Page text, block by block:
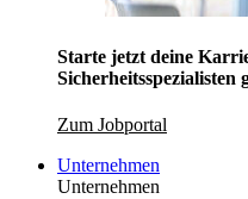
Starte jetzt deine
Sicherheitsspezialisten
Zum Jobportal
Unternehmen
Unternehmen